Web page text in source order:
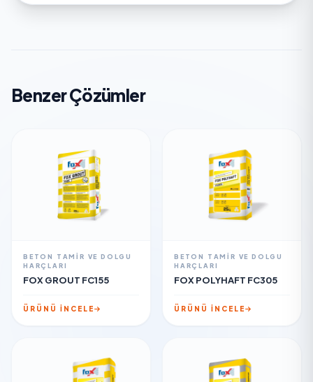
Benzer Çözümler
BETON TAMIR VE DOLGU
HARÇLARI
FOX GROUT FC155
ÜRÜNÜ İNCELE
BETON TAMIR VE DOLGU
HARÇLARI
FOX POLYHAFT FC305
ÜRÜNÜ İNCELE